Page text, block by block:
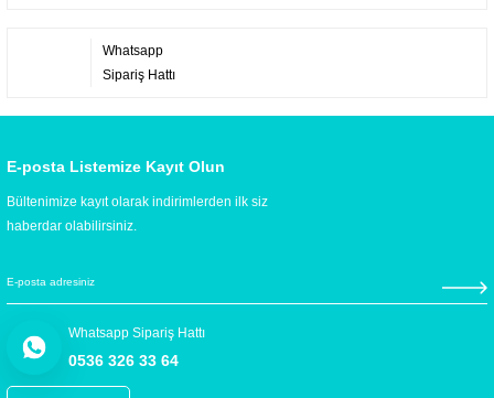
Whatsapp
Sipariş Hattı
E-posta Listemize Kayıt Olun
Bültenimize kayıt olarak indirimlerden ilk siz
haberdar olabilirsiniz.
Whatsapp Sipariş Hattı
0536 326 33 64